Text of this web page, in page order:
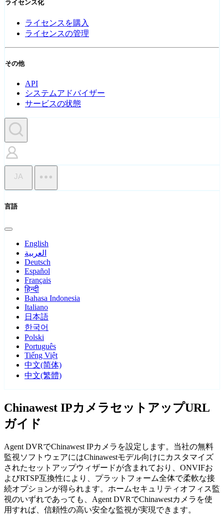
ライセンス化
ライセンスを購入
ライセンスの管理
その他
API
システムアドバイザー
サービスの状態
JA
言語
English
العربية
Deutsch
Español
Français
हिन्दी
Bahasa Indonesia
Italiano
日本語
한국어
Polski
Português
Tiếng Việt
中文(简体)
中文(繁體)
Chinawest IPカメラセットアップURL
ガイド
Agent DVRでChinawest IPカメラを設定します。当社の無料
監視ソフトウェアにはChinawestモデル向けにカスタマイズ
されたセットアップウィザードが含まれており、ONVIFお
よびRTSP互換性により、プラットフォーム全体で柔軟な接
続オプションが得られます。ホームセキュリティオフィス監
視のいずれであっても、Agent DVRでChinawestカメラを使
用すれば、信頼性の高い安全な監視が実現できます。